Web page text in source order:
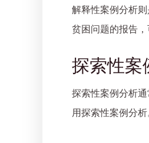
解释性案例分析
贫困问题的报告
探索性案
探索性案例分析
用探索性案例分析